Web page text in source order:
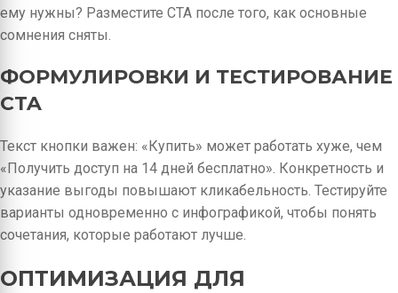
ему нужны? Разместите CTA после того, как основные
сомнения сняты.
ФОРМУЛИРОВКИ И ТЕСТИРОВАНИЕ
CTA
Текст кнопки важен: «Купить» может работать хуже, чем
«Получить доступ на 14 дней бесплатно». Конкретность и
указание выгоды повышают кликабельность. Тестируйте
варианты одновременно с инфографикой, чтобы понять
сочетания, которые работают лучше.
ОПТИМИЗАЦИЯ ДЛЯ